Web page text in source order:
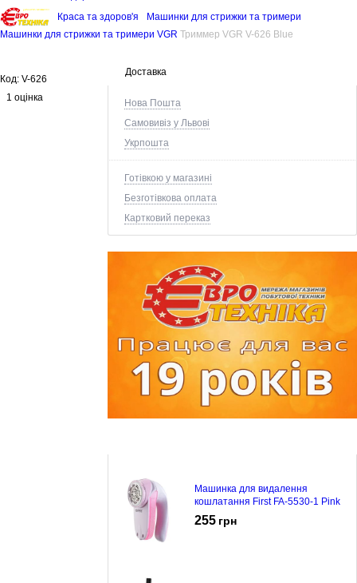
Краса та здоров'я
Машинки для стрижки та тримери
Машинки для стрижки та тримери VGR Триммер VGR V-626 Blue
Доставка
Нова Пошта
Самовивіз у Львові
Укрпошта
Готівкою у магазині
Безготівкова оплата
Картковий переказ
Машинка для видалення
кошлатання First FA-5530-1 Pink
255 грн
Код: V-626
1 оцінка